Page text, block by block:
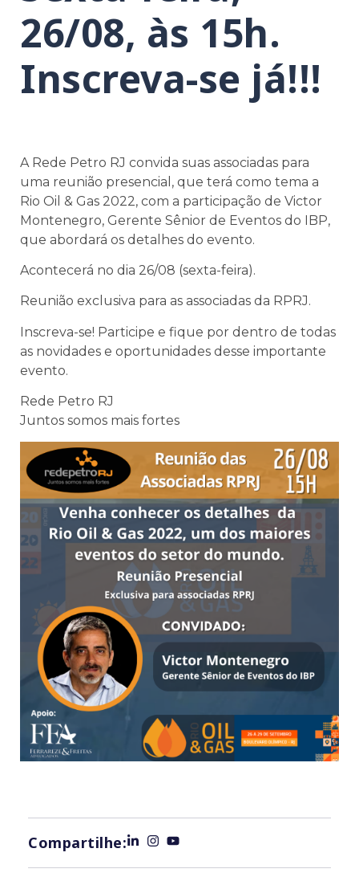
26/08, às 15h.
Inscreva-se já!!!
A Rede Petro RJ convida suas associadas para
uma reunião presencial, que terá como tema a
Rio Oil & Gas 2022, com a participação de Victor
Montenegro, Gerente Sênior de Eventos do IBP,
que abordará os detalhes do evento.
Acontecerá no dia 26/08 (sexta-feira).
Reunião exclusiva para as associadas da RPRJ.
Inscreva-se! Participe e fique por dentro de todas
as novidades e oportunidades desse importante
evento.
Rede Petro RJ
Juntos somos mais fortes
Compartilhe: